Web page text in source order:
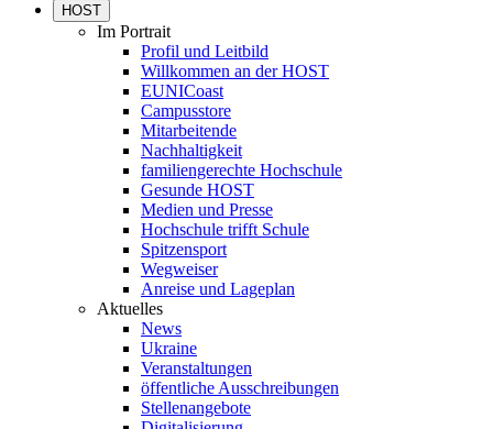
HOST
Im Portrait
Profil und Leitbild
Willkommen an der HOST
EUNICoast
Campusstore
Mitarbeitende
Nachhaltigkeit
familiengerechte Hochschule
Gesunde HOST
Medien und Presse
Hochschule trifft Schule
Spitzensport
Wegweiser
Anreise und Lageplan
Aktuelles
News
Ukraine
Veranstaltungen
öffentliche Ausschreibungen
Stellenangebote